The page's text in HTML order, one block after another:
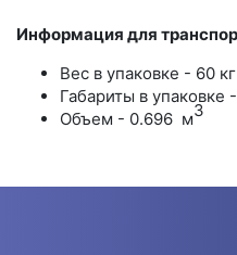
Информация для
Вес в упаковке - 60 кг
Габариты в
Объем - 0.696 м3